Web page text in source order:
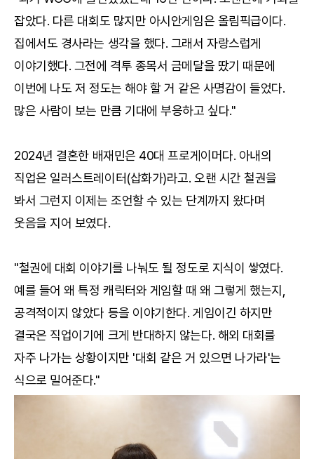
잡았다. 다른 대회도 많지만 아시안게임은 올림픽급이다.
집에서도 경사라는 생각을 했다. 그래서 자랑스럽게
이야기했다. 그전에 격투 종목서 금메달을 땄기 때문에
이번에 나도 저 정도는 해야 할 거 같은 사명감이 들었다.
많은 사람이 보는 만큼 기대에 부응하고 싶다."
2024년 결혼한 배재민은 40대 프로게이머다. 아내의
직업은 일러스트레이터(삽화가)라고. 오랜 시간 철권을
봐서 그런지 이제는 조언할 수 있는 단계까지 왔다며
웃음을 지어 보였다.
"철권에 대회 이야기를 나눠도 될 정도로 지식이 쌓였다.
예를 들어 왜 특정 캐릭터와 게임할 때 왜 그렇게 했는지,
공격적이지 않았다 등을 이야기한다. 게임이긴 하지만
결국은 직업이기에 크게 반대하지 않는다. 해외 대회를
자주 나가는 상황이지만 '대회 같은 거 있으면 나가라'는
식으로 밀어준다."